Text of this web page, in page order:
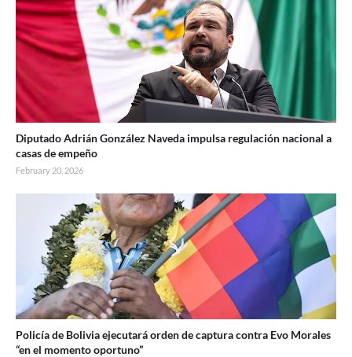
Diputado Adrián González Naveda impulsa regulación nacional a
casas de empeño
February 20, 2026
Policía de Bolivia ejecutará orden de captura contra Evo Morales
“en el momento oportuno”